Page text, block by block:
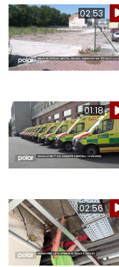
02:53
01:18
02:56